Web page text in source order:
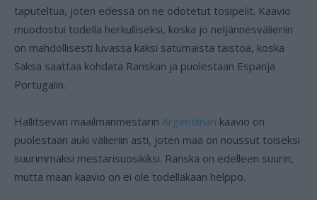
taputeltua, joten edessä on ne odotetut tosipelit. Kaavio
muodostui todella herkulliseksi, koska jo neljännesvälieriin
on mahdollisesti luvassa kaksi satumaista taistoa, koska
Saksa saattaa kohdata Ranskan ja puolestaan Espanja
Portugalin.
Hallitsevan maailmanmestarin Argentiinan kaavio on
puolestaan auki välieriin asti, joten maa on noussut toiseksi
suurimmaksi mestarisuosikiksi. Ranska on edelleen suurin,
mutta maan kaavio on ei ole todellakaan helppo.